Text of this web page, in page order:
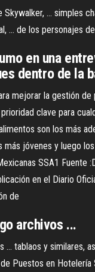
... simples
de los personajes
en una
dentro de la
mejorar la gestión
clave para
son los más
jóvenes y luego
SSA1
en el Diario
de
archivos ...
tablaos y
Puestos en